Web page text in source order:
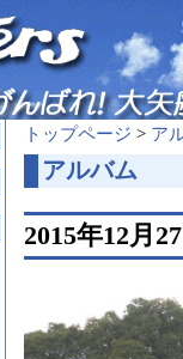
トップページ > ア
アルバム
2015年12月